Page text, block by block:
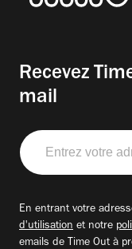
Recevez
mail
Entrez
votre
adresse
En entrant votre
d'utilisation et notre
emails de Time Out à